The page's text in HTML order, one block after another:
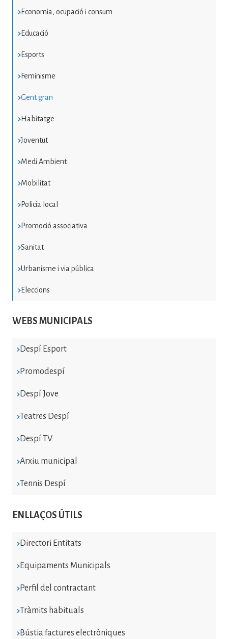
Economia, ocupació i consum
Educació
Esports
Feminisme
Gent gran
Habitatge
Joventut
Medi Ambient
Mobilitat
Policia local
Promoció associativa
Sanitat
Urbanisme i via pública
Eleccions
WEBS MUNICIPALS
Despí Esport
Promodespí
Despí Jove
Teatres Despí
Despí TV
Arxiu municipal
Tennis Despí
ENLLAÇOS ÚTILS
Directori Entitats
Equipaments Municipals
Perfil del contractant
Tràmits habituals
Bústia factures electròniques